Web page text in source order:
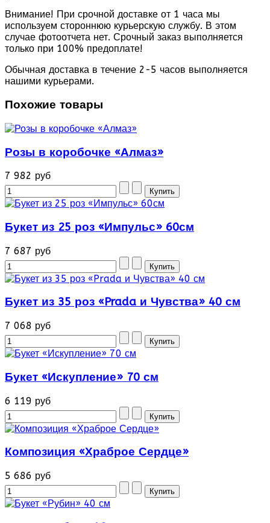
Внимание! При срочной доставке от 1 часа мы
используем стороннюю курьерскую службу. В этом
случае фотоотчета нет. Срочный заказ выполняется
только при 100% предоплате!
Обычная доставка в течение 2-5 часов выполняется
нашими курьерами.
Похожие товары
Розы в коробочке «Алмаз»
7 982 руб
Букет из 25 роз «Импульс» 60см
7 687 руб
Букет из 35 роз «Prada и Чувства» 40 см
7 068 руб
Букет «Искупление» 70 см
6 119 руб
Композиция «Храброе Сердце»
5 686 руб